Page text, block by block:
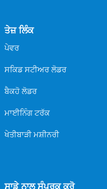
ਤੇਜ਼ ਲਿੰਕ
ਪੇਵਰ
ਸਕਿਡ ਸਟੀਅਰ ਲੋਡਰ
ਬੈਕਹੋ ਲੋਡਰ
ਮਾਈਨਿੰਗ ਟਰੱਕ
ਖੇਤੀਬਾੜੀ ਮਸ਼ੀਨਰੀ
ਸਾਡੇ ਨਾਲ ਸੰਪਰਕ ਕਰੋ